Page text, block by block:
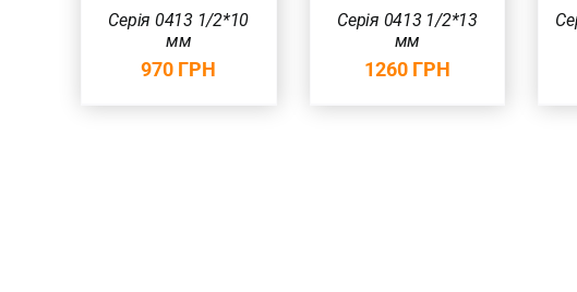
Серія 0413 1/2*10
мм
970 ГРН
Серія 0413 1/2*13
мм
1260 ГРН